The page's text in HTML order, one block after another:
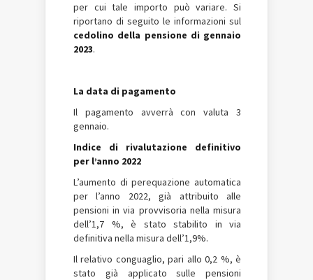
per cui tale importo può variare. Si
riportano di seguito le informazioni sul
cedolino della pensione di gennaio
2023.
La data di pagamento
Il pagamento avverrà con valuta 3
gennaio.
Indice di rivalutazione definitivo
per l’anno 2022
L’aumento diperequazione automatica
per l’anno 2022, già attribuito alle
pensioni in via provvisoria nella misura
dell’1,7 %, è stato stabilito in via
definitiva nella misura dell’1,9%.
Il relativo conguaglio, pari allo 0,2 %, è
stato già applicato sulle pensioni